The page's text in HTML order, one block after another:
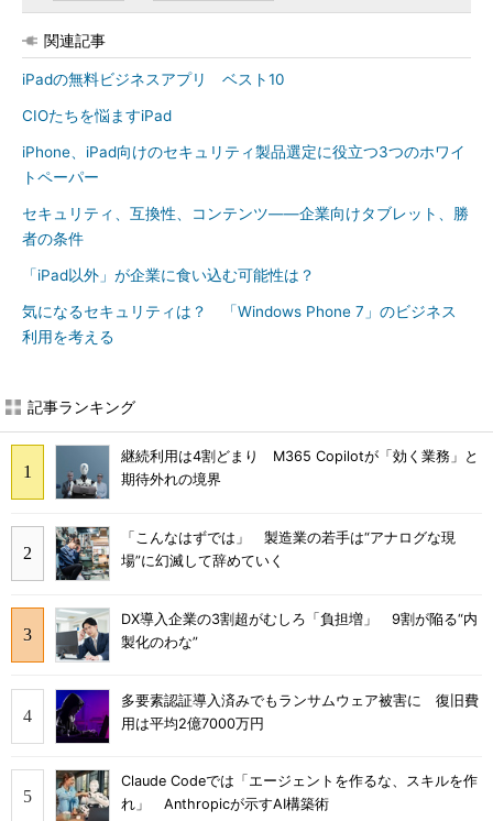
関連記事
iPadの無料ビジネスアプリ ベスト10
CIOたちを悩ますiPad
iPhone、iPad向けのセキュリティ製品選定に役立つ3つのホワイ
トペーパー
セキュリティ、互換性、コンテンツ――企業向けタブレット、勝
者の条件
「iPad以外」が企業に食い込む可能性は？
気になるセキュリティは？ 「Windows Phone 7」のビジネス
利用を考える
記事ランキング
継続利用は4割どまり M365 Copilotが「効く業務」と
期待外れの境界
「こんなはずでは」 製造業の若手は“アナログな現
場”に幻滅して辞めていく
DX導入企業の3割超がむしろ「負担増」 9割が陥る“内
製化のわな”
多要素認証導入済みでもランサムウェア被害に 復旧費
用は平均2億7000万円
Claude Codeでは「エージェントを作るな、スキルを作
れ」 Anthropicが示すAI構築術